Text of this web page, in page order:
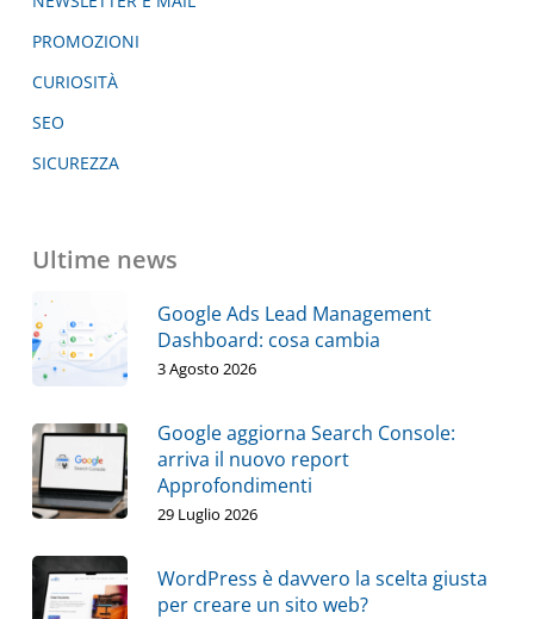
PROMOZIONI
CURIOSITÀ
SEO
SICUREZZA
Ultime news
Google Ads Lead Management
Dashboard: cosa cambia
3 Agosto 2026
Google aggiorna Search Console:
arriva il nuovo report
Approfondimenti
29 Luglio 2026
WordPress è davvero la scelta giusta
per creare un sito web?